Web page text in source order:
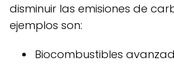
disminuir las emisiones de
ejemplos son:
Biocombustibles